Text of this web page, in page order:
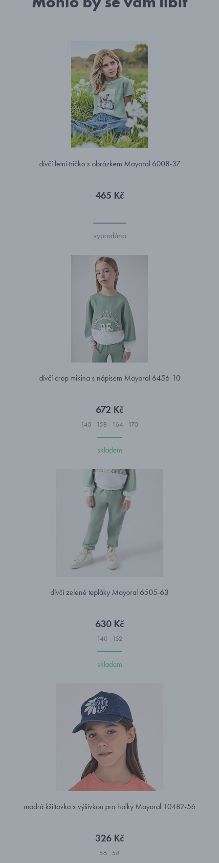
dívčí letní tričko s obrázkem Mayoral 6008-37
465 Kč
vyprodáno
dívčí crop mikina s nápisem Mayoral 6456-10
672 Kč
140 158 164 170
skladem
dívčí zelené tepláky Mayoral 6505-63
630 Kč
140 152
skladem
modrá kšiltovka s výšivkou pro holky Mayoral 10482-56
326 Kč
56 58